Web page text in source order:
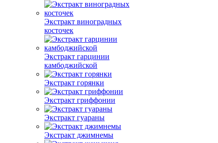
Экстракт виноградных
косточек
Экстракт гарцинии
камбоджийской
Экстракт горянки
Экстракт гриффонии
Экстракт гуараны
Экстракт джимнемы